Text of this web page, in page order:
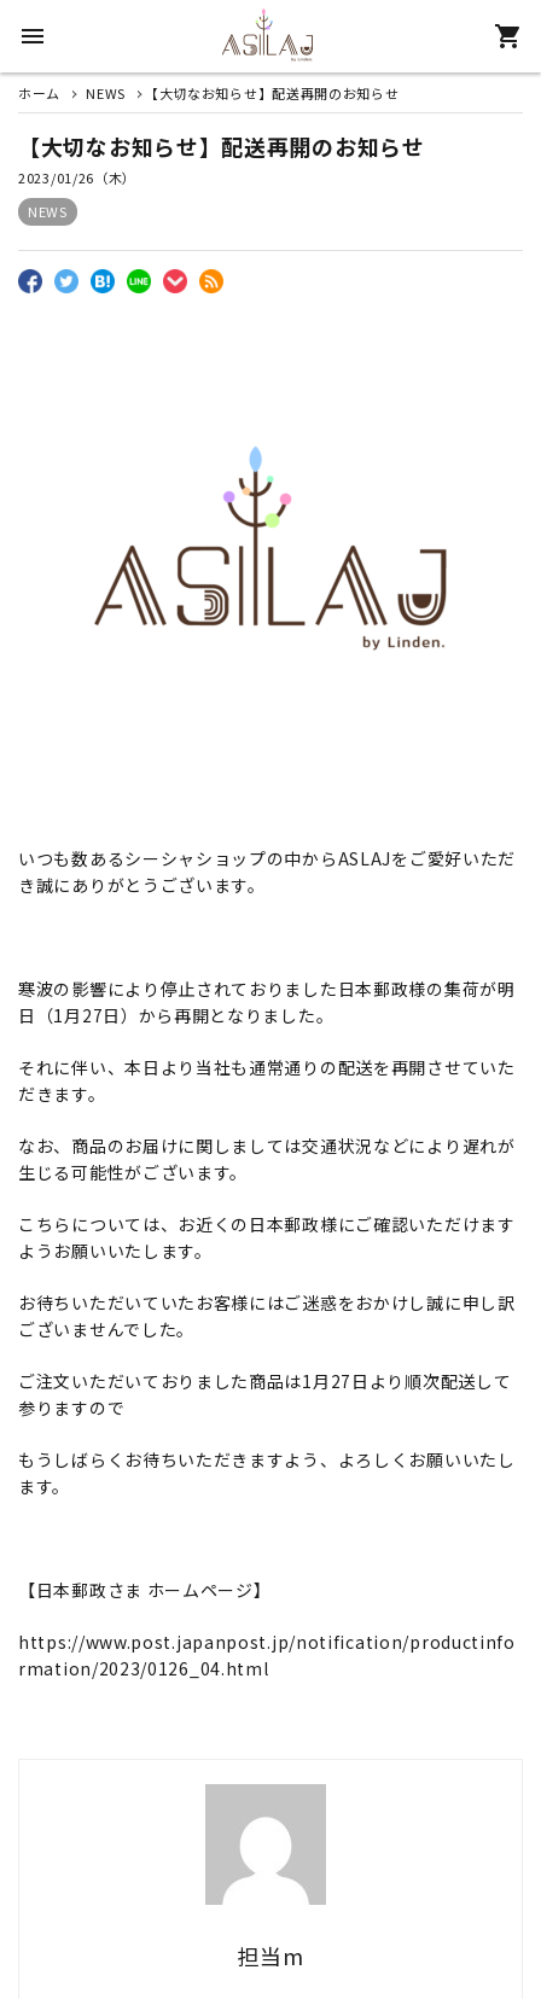
menu shopping_cart
search
パイプから探す
初心者セット
ご利用ガイド
プライバシーポリシー
ホーム NEWS 【大切なお知らせ】配送再開のお知らせ
【大切なお知らせ】配送再開のお知らせ
2023/01/26（木）
NEWS
いつも数あるシーシャショップの中からASLAJをご愛好いただ
き誠にありがとうございます。
寒波の影響により停止されておりました日本郵政様の集荷が明
日（1月27日）から再開となりました。
それに伴い、本日より当社も通常通りの配送を再開させていた
だきます。
なお、商品のお届けに関しましては交通状況などにより遅れが
生じる可能性がございます。
こちらについては、お近くの日本郵政様にご確認いただけます
ようお願いいたします。
お待ちいただいていたお客様にはご迷惑をおかけし誠に申し訳
ございませんでした。
ご注文いただいておりました商品は1月27日より順次配送して
参りますので
もうしばらくお待ちいただきますよう、よろしくお願いいたし
ます。
【日本郵政さま ホームページ】
https://www.post.japanpost.jp/notification/productinfo
rmation/2023/0126_04.html
担当m